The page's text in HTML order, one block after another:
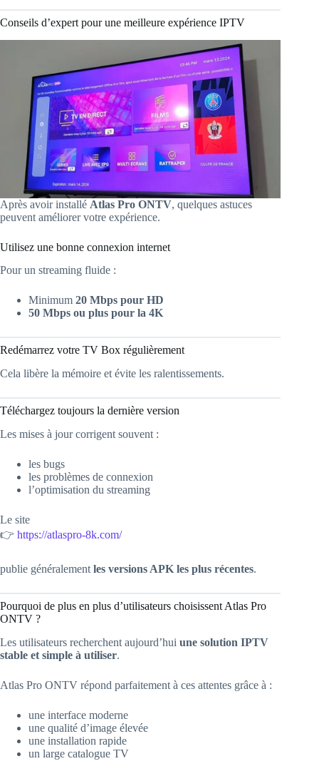
Conseils d’expert pour une meilleure expérience IPTV
Après avoir installé Atlas Pro ONTV, quelques astuces
peuvent améliorer votre expérience.
Utilisez une bonne connexion internet
Pour un streaming fluide :
Minimum 20 Mbps pour HD
50 Mbps ou plus pour la 4K
Redémarrez votre TV Box régulièrement
Cela libère la mémoire et évite les ralentissements.
Téléchargez toujours la dernière version
Les mises à jour corrigent souvent :
les bugs
les problèmes de connexion
l’optimisation du streaming
Le site
👉 https://atlaspro-8k.com/
publie généralement les versions APK les plus récentes.
Pourquoi de plus en plus d’utilisateurs choisissent Atlas Pro
ONTV ?
Les utilisateurs recherchent aujourd’hui une solution IPTV
stable et simple à utiliser.
Atlas Pro ONTV répond parfaitement à ces attentes grâce à :
une interface moderne
une qualité d’image élevée
une installation rapide
un large catalogue TV